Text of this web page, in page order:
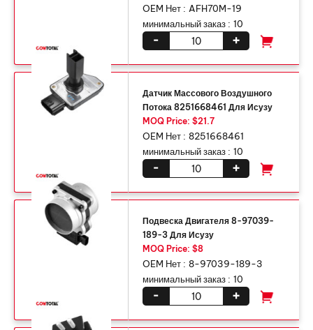
OEM Нет : AFH70M-19
минимальный заказ : 10
+
-
Датчик Массового Воздушного
Потока 8251668461 Для Исузу
MOQ Price: $21.7
OEM Нет : 8251668461
минимальный заказ : 10
+
-
Подвеска Двигателя 8-97039-
189-3 Для Исузу
MOQ Price: $8
OEM Нет : 8-97039-189-3
минимальный заказ : 10
+
-